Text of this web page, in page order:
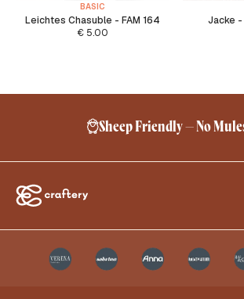
BASIC
Leichtes Chasuble - FAM 164
€5.00
Jacke -
Sheep Friendly – No